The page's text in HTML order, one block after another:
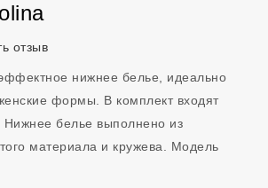
отзыв
нижнее белье, идеально
формы. В комплект входят
Нижнее белье выполнено из
материала и кружева. Модель